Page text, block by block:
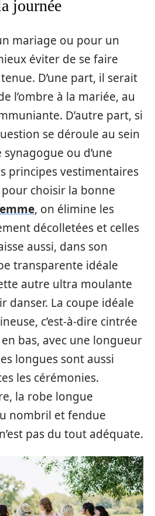
journée
mariage ou pour un
éviter de se faire
D’une part, il serait
l’ombre à la mariée, au
D’autre part, si
se déroule au sein
synagogue ou d’une
principes vestimentaires
pour choisir la bonne
, on élimine les
décolletées et celles
aussi, dans son
transparente idéale
autre ultra moulante
danser. La coupe idéale
c’est-à-dire cintrée
bas, avec une longueur
longues sont aussi
les cérémonies.
la robe longue
nombril et fendue
pas du tout adéquate.